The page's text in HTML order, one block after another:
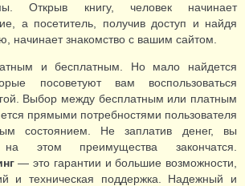
Открыв книгу, человек начинает
а посетитель, получив доступ и найдя
начинает знакомство с вашим сайтом.
и бесплатным. Но мало найдется
посоветуют вам воспользоваться
Выбор между бесплатным или платным
прямыми потребностями пользователя
состоянием. Не заплатив денег, вы
этом преимущества закончатся.
— это гарантии и большие возможности,
и техническая поддержка. Надежный и